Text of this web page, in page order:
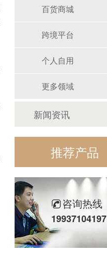
百货商城
跨境平台
个人自用
更多领域
新闻资讯
推荐产品
咨询热线
19937104197